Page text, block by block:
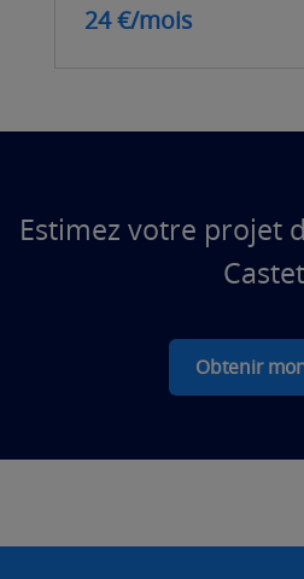
24 €/mois
Estimez votre projet
Obtenir